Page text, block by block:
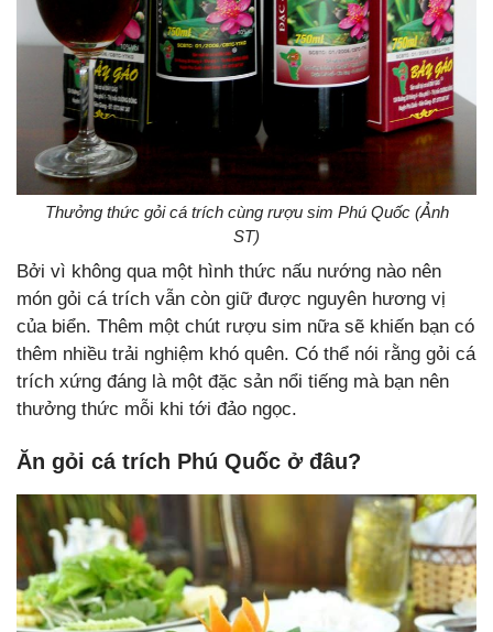
Thưởng thức gỏi cá trích cùng rượu sim Phú Quốc (Ảnh
ST)
Bởi vì không qua một hình thức nấu nướng nào nên
món gỏi cá trích vẫn còn giữ được nguyên hương vị
của biển. Thêm một chút rượu sim nữa sẽ khiến bạn có
thêm nhiều trải nghiệm khó quên. Có thể nói rằng gỏi cá
trích xứng đáng là một đặc sản nổi tiếng mà bạn nên
thưởng thức mỗi khi tới đảo ngọc.
Ăn gỏi cá trích Phú Quốc ở đâu?